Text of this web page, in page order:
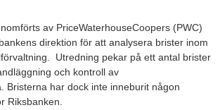
av PriceWaterhouseCoopers (PWC)
direktion för att analysera brister inom
Utredning pekar på ett antal brister
och kontroll av
Bristerna har dock inte inneburit någon
Riksbanken.